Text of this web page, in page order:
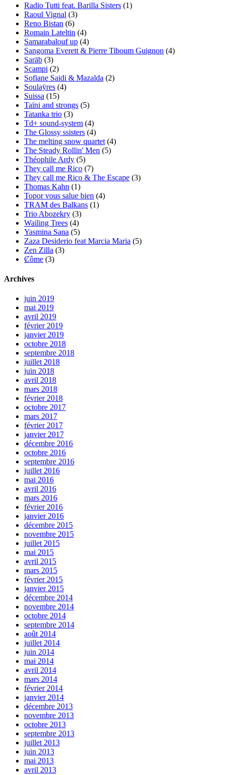
Radio Tutti feat. Barilla Sisters (1)
Raoul Vignal (3)
Reno Bistan (6)
Romain Lateltin (4)
Samarabalouf up (4)
Sangoma Everett & Pierre Tiboum Guignon (4)
Sarāb (3)
Scampi (2)
Sofiane Saidi & Mazalda (2)
Soulaÿres (4)
Suissa (15)
Taïni and strongs (5)
Tatanka trio (3)
Td+ sound-system (4)
The Glossy ssisters (4)
The melting snow quartet (4)
The Steady Rollin' Men (5)
Théophile Ardy (5)
They call me Rico (7)
They call me Rico & The Escape (3)
Thomas Kahn (1)
Topor vous salue bien (4)
TRAM des Balkans (1)
Trio Abozekry (3)
Wailing Trees (4)
Yasmina Sana (5)
Zaza Desiderio feat Marcia Maria (5)
Zen Zilla (3)
Ȼôme (3)
Archives
juin 2019
mai 2019
avril 2019
février 2019
janvier 2019
octobre 2018
septembre 2018
juillet 2018
juin 2018
avril 2018
mars 2018
février 2018
octobre 2017
mars 2017
février 2017
janvier 2017
décembre 2016
octobre 2016
septembre 2016
juillet 2016
mai 2016
avril 2016
mars 2016
février 2016
janvier 2016
décembre 2015
novembre 2015
juillet 2015
mai 2015
avril 2015
mars 2015
février 2015
janvier 2015
décembre 2014
novembre 2014
octobre 2014
septembre 2014
août 2014
juillet 2014
juin 2014
mai 2014
avril 2014
mars 2014
février 2014
janvier 2014
décembre 2013
novembre 2013
octobre 2013
septembre 2013
juillet 2013
juin 2013
mai 2013
avril 2013